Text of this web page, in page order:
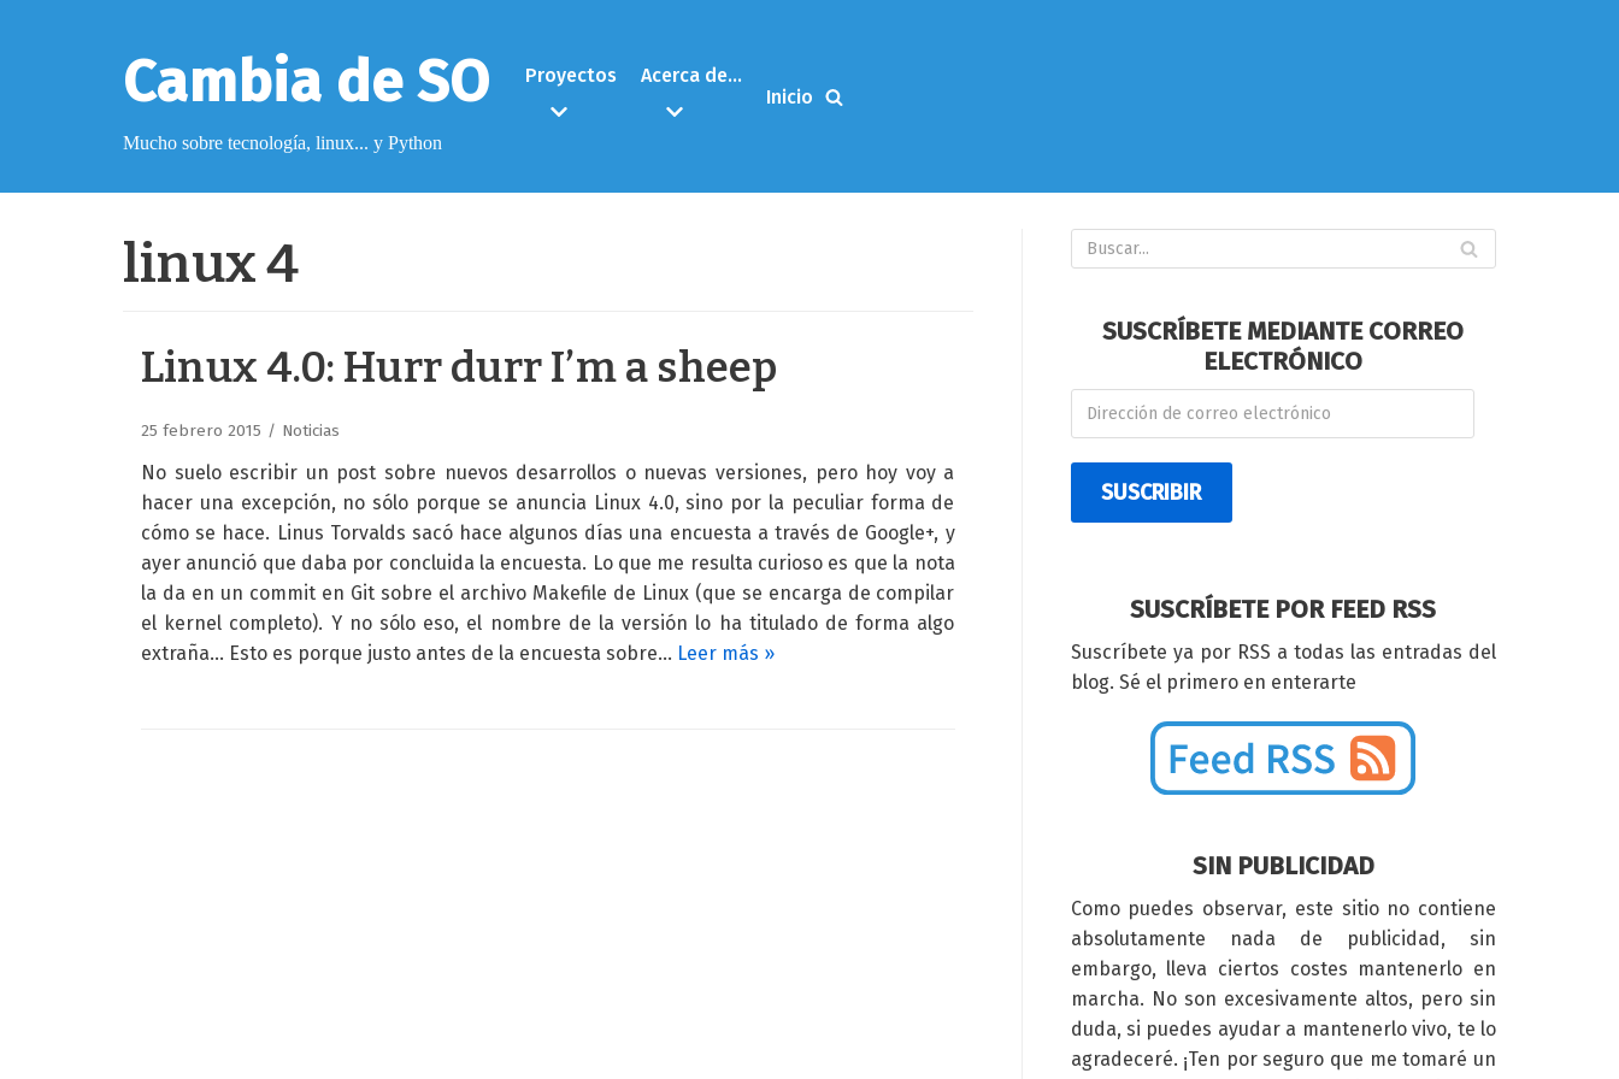
Cambia de SO
Mucho sobre tecnología, linux... y Python
Proyectos
Acerca de…
Inicio
Licencia de contenido
Política de protección de datos
linux 4
Linux 4.0: Hurr durr I’m a sheep
25 febrero 2015 Noticias
No suelo escribir un post sobre nuevos desarrollos o nuevas versiones, pero hoy voy a
hacer una excepción, no sólo porque se anuncia Linux 4.0, sino por la peculiar forma de
cómo se hace. Linus Torvalds sacó hace algunos días una encuesta a través de Google+, y
ayer anunció que daba por concluida la encuesta. Lo que me resulta curioso es que la nota
la da en un commit en Git sobre el archivo Makefile de Linux (que se encarga de compilar
el kernel completo). Y no sólo eso, el nombre de la versión lo ha titulado de forma algo
extraña… Esto es porque justo antes de la encuesta sobre… Leer más »
SUSCRÍBETE MEDIANTE CORREO
ELECTRÓNICO
SUSCRIBIR
SUSCRÍBETE POR FEED RSS
Suscríbete ya por RSS a todas las entradas del
blog. Sé el primero en enterarte
SIN PUBLICIDAD
Como puedes observar, este sitio no contiene
absolutamente nada de publicidad, sin
embargo, lleva ciertos costes mantenerlo en
marcha. No son excesivamente altos, pero sin
duda, si puedes ayudar a mantenerlo vivo, te lo
agradeceré. ¡Ten por seguro que me tomaré un